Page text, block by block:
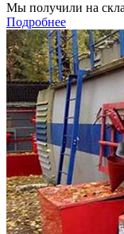
Мы получили на
Подробнее